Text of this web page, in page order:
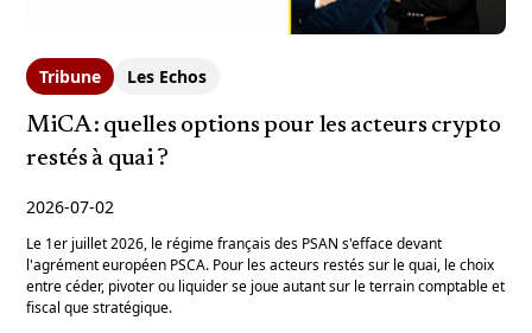
Tribune Les Echos
MiCA : quelles options pour les acteurs crypto
restés à quai ?
2026-07-02
Le 1er juillet 2026, le régime français des PSAN s'efface devant
l'agrément européen PSCA. Pour les acteurs restés sur le quai, le choix
entre céder, pivoter ou liquider se joue autant sur le terrain comptable et
fiscal que stratégique.